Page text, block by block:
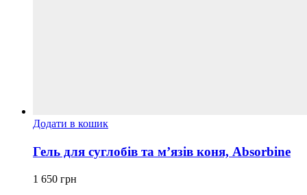
Додати в кошик
Гель для суглобів та м’язів коня, Absorbine
1 650 грн